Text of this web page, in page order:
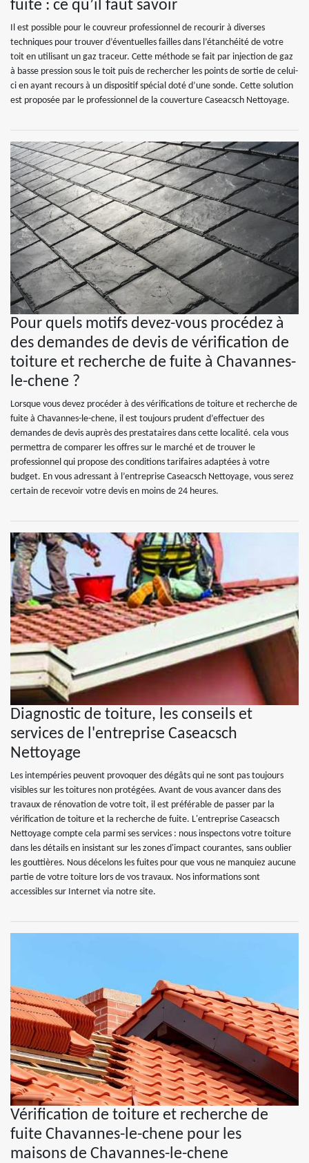
fuite : ce qu’il faut savoir
Il est possible pour le couvreur professionnel de recourir à diverses
techniques pour trouver d’éventuelles failles dans l’étanchéité de votre
toit en utilisant un gaz traceur. Cette méthode se fait par injection de gaz
à basse pression sous le toit puis de rechercher les points de sortie de celui-
ci en ayant recours à un dispositif spécial doté d’une sonde. Cette solution
est proposée par le professionnel de la couverture Caseacsch Nettoyage.
Pour quels motifs devez-vous procédez à
des demandes de devis de vérification de
toiture et recherche de fuite à Chavannes-
le-chene ?
Lorsque vous devez procéder à des vérifications de toiture et recherche de
fuite à Chavannes-le-chene, il est toujours prudent d’effectuer des
demandes de devis auprès des prestataires dans cette localité. cela vous
permettra de comparer les offres sur le marché et de trouver le
professionnel qui propose des conditions tarifaires adaptées à votre
budget. En vous adressant à l’entreprise Caseacsch Nettoyage, vous serez
certain de recevoir votre devis en moins de 24 heures.
Diagnostic de toiture, les conseils et
services de l'entreprise Caseacsch
Nettoyage
Les intempéries peuvent provoquer des dégâts qui ne sont pas toujours
visibles sur les toitures non protégées. Avant de vous avancer dans des
travaux de rénovation de votre toit, il est préférable de passer par la
vérification de toiture et la recherche de fuite. L'entreprise Caseacsch
Nettoyage compte cela parmi ses services : nous inspectons votre toiture
dans les détails en insistant sur les zones d'impact courantes, sans oublier
les gouttières. Nous décelons les fuites pour que vous ne manquiez aucune
partie de votre toiture lors de vos travaux. Nos informations sont
accessibles sur Internet via notre site.
Vérification de toiture et recherche de
fuite Chavannes-le-chene pour les
maisons de Chavannes-le-chene